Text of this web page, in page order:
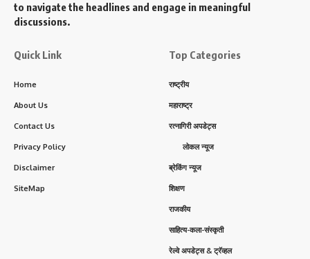
to navigate the headlines and engage in meaningful
discussions.
Quick Link
Home
About Us
Contact Us
Privacy Policy
Disclaimer
SiteMap
Top Categories
राष्ट्रीय
महाराष्ट्र
रत्नागिरी अपडेट्स
लोकल न्यूज
ब्रेकिंग न्यूज
शिक्षण
राजकीय
साहित्य-कला-संस्कृती
रेल्वे अपडेट्स & ट्रॅव्हल